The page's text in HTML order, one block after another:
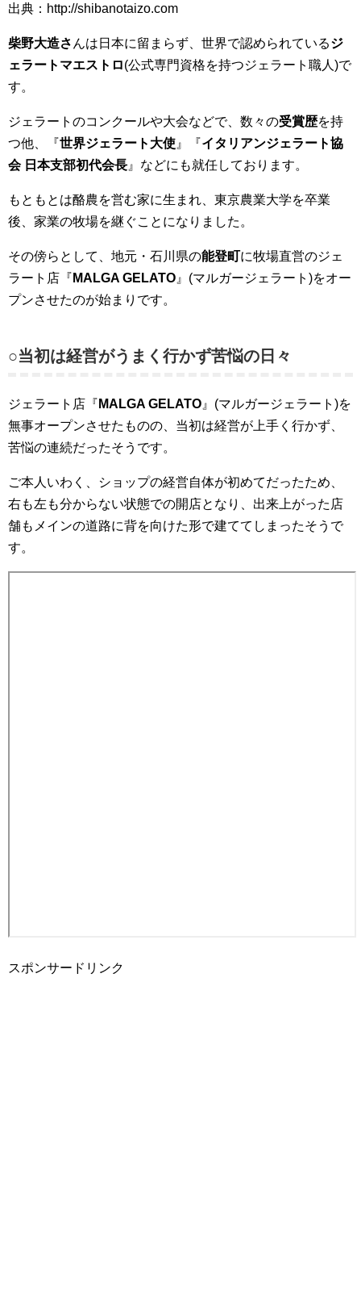
出典：http://shibanotaizo.com
柴野大造さ んは日本に留まらず、世界で認められているジ
ェラートマエストロ(公式専門資格を持つジェラート職人)で
す。
ジェラートのコンクールや大会などで、数々の受賞歴を持
つ他、『世界ジェラート大使 』『イタリアンジェラート協
会 日本支部初代会長 』などにも就任しております。
もともとは酪農を営む家に生まれ、東京農業大学を卒業
後、家業の牧場を継ぐことになりました。
その傍らとして、地元・石川県の能登町に牧場直営のジェ
ラート店『 MALGA GELATO 』(マルガージェラート)をオー
プンさせたのが始まりです。
○当初は経営がうまく行かず苦悩の日々
ジェラート店『 MALGA GELATO 』(マルガージェラート)を
無事オープンさせたものの、当初は経営が上手く行かず、
苦悩の連続だったそうです。
ご本人いわく、ショップの経営自体が初めてだったため、
右も左も分からない状態での開店となり、出来上がった店
舗もメインの道路に背を向けた形で建ててしまったそうで
す。
スポンサードリンク